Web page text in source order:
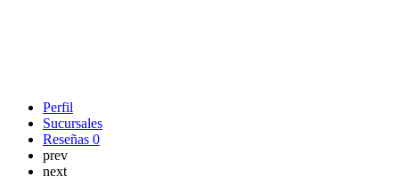
Perfil
Sucursales
Reseñas 0
prev
next